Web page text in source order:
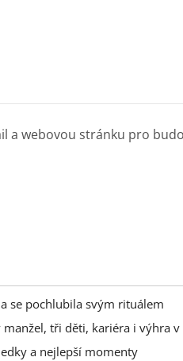
a webovou stránku pro
se pochlubila svým rituálem
tři děti, kariéra i výhra
a nejlepší momenty